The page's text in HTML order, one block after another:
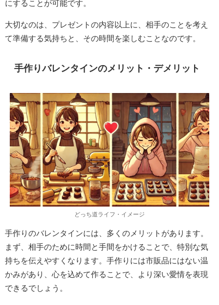
にすることが可能です。
大切なのは、プレゼントの内容以上に、相手のことを考え
て準備する気持ちと、その時間を楽しむことなのです。
手作りバレンタインのメリット・デメリット
どっち道ライフ・イメージ
手作りのバレンタインには、多くのメリットがあります。
まず、相手のために時間と手間をかけることで、特別な気
持ちを伝えやすくなります。手作りには市販品にはない温
かみがあり、心を込めて作ることで、より深い愛情を表現
できるでしょう。